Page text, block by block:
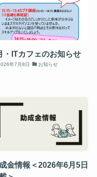
・ITカフェのお知らせ
年7月8日 お知らせ
金情報＜2026年6月5日